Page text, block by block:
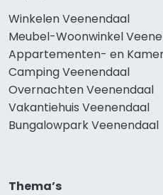
Winkelen Veenendaal
Meubel-Woonwinkel
Appartementen- en
Camping Veenendaal
Overnachten Veenendaal
Vakantiehuis Veenendaal
Bungalowpark Veenendaal
Thema’s